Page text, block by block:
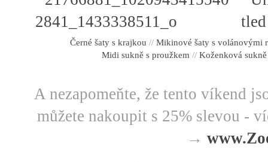
Černé šaty s krajkou // Mikinové šaty s volánovými
Midi sukně s proužkem // Koženková sukně
A nezapomeňte, že tento víkend
můžete nakoupit s 25% slevou -
→